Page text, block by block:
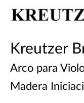
Kreutzer
Arco para
Madera